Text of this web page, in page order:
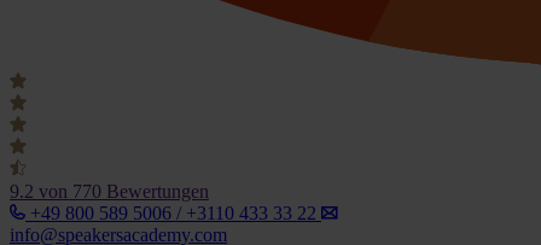
9.2 von 770 Bewertungen
+49 800 589 5006 / +3110 433 33 22
info@speakersacademy.com